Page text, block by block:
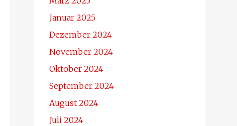
Januar 2025
Dezember 2024
November 2024
Oktober 2024
September 2024
August 2024
Juli 2024